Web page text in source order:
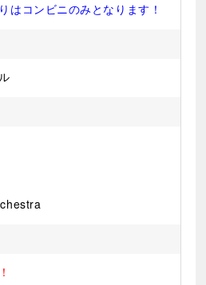
はコンビニのみとなります！